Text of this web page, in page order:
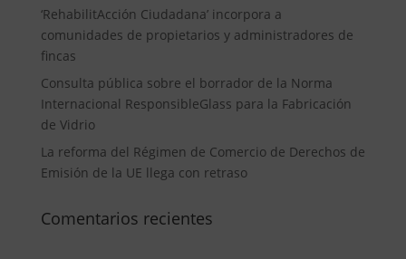
‘RehabilitAcción Ciudadana’ incorpora a
comunidades de propietarios y administradores de
fincas
Consulta pública sobre el borrador de la Norma
Internacional ResponsibleGlass para la Fabricación
de Vidrio
La reforma del Régimen de Comercio de Derechos de
Emisión de la UE llega con retraso
Comentarios recientes